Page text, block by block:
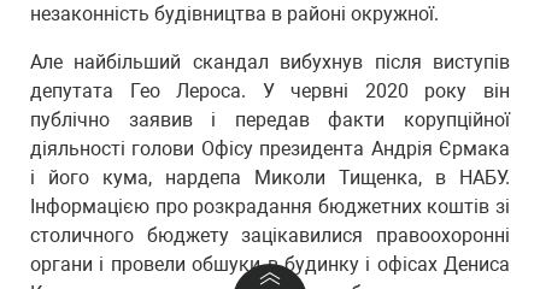
незаконність будівництва в районі окружної.
Але найбільший скандал вибухнув після виступів
депутата Гео Лероса. У червні 2020 року він
публічно заявив і передав факти корупційної
діяльності голови Офісу президента Андрія Єрмака
і його кума, нардепа Миколи Тищенка, в НАБУ.
Інформацією про розкрадання бюджетних коштів зі
столичного бюджету зацікавилися правоохоронні
органи і провели обшуки в будинку і офісах Дениса